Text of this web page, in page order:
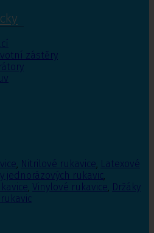
zástěry
, Nitrilové rukavice, Latexové
jednorázových rukavic,
, Vinylové rukavice, Držáky